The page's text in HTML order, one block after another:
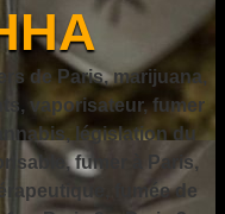
de Paris, marijuana,
vaporisateur, fumer
législation du
fumer à Paris,
fumée de